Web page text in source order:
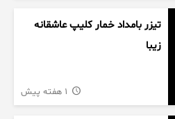
تیزر بامداد خمار کلیپ عاشقانه
زیبا